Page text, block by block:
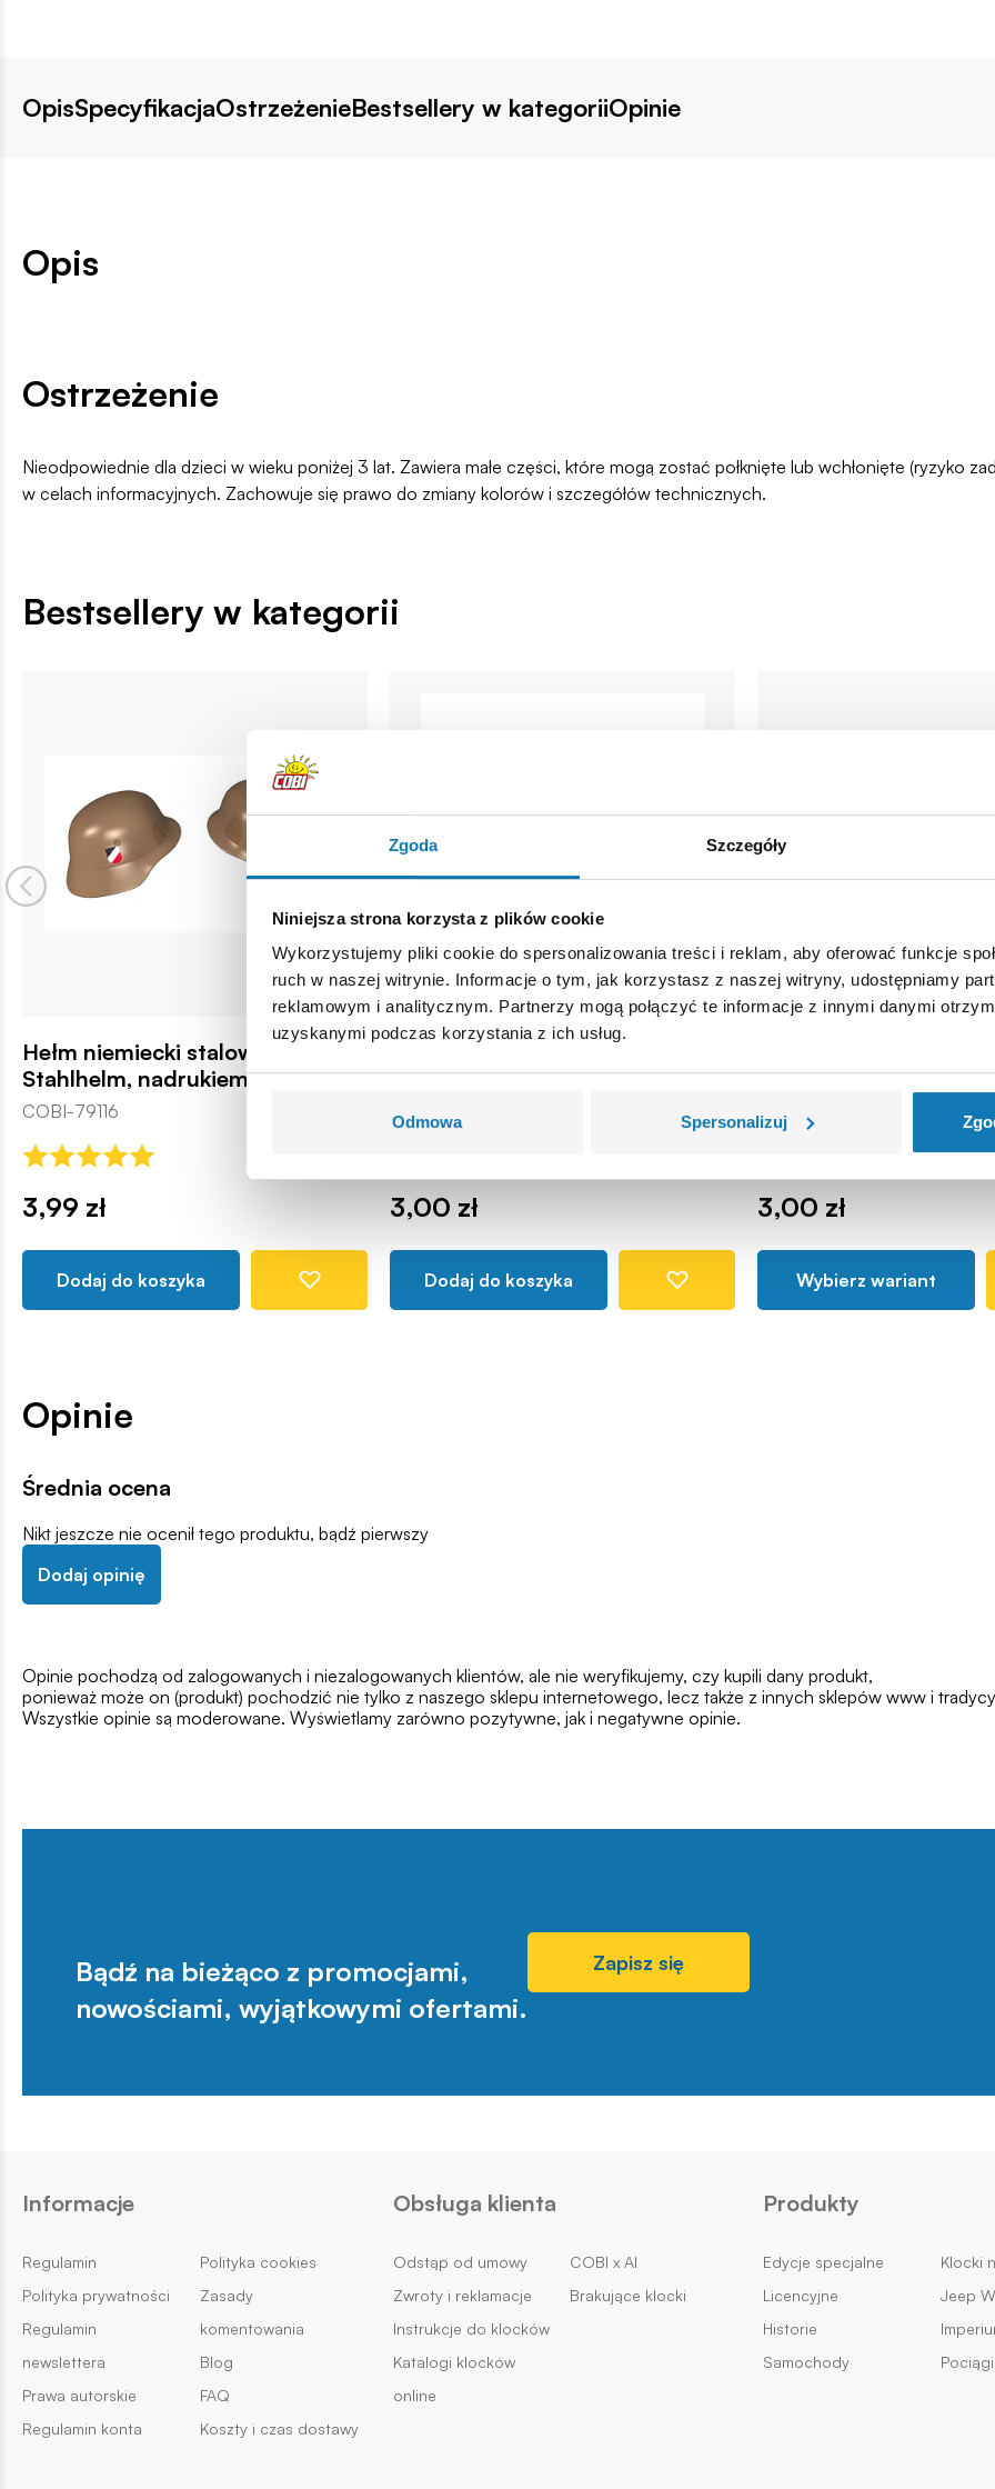
Zgoda Szczegóły
Niniejsza strona korzysta z plików cookie
Wykorzystujemy pliki cookie do spersonalizowania treści i reklam, aby oferować funkcje
ruch w naszej witrynie. Informacje o tym, jak korzystasz z naszej witryny, udostępniamy
reklamowym i analitycznym. Partnerzy mogą połączyć te informacje z innymi danymi
uzyskanymi podczas korzystania z ich usług.
Odmowa Spersonalizuj
OpisSpecyfikacjaOstrzeżenieBestsellery w kategoriiOpinie
Opis
Ostrzeżenie
Nieodpowiednie dla dzieci w wieku poniżej 3 lat. Zawiera małe części, które mogą zostać połknięte lub wchłonięte (ryzyko
w celach informacyjnych. Zachowuje się prawo do zmiany kolorów i szczegółów technicznych.
Bestsellery w kategorii
Hełm niemiecki stalowy
Stahlhelm, nadrukiem
COBI-79116
3,99 zł
Dodaj do koszyka
Hełm francuski Adrian wz. 15,
liliowy
COBI110060
3,00 zł
Dodaj do koszyka
3,00 zł
Wybierz wariant
Opinie
Średnia ocena
Nikt jeszcze nie ocenił tego produktu, bądź pierwszy
Dodaj opinię
Opinie pochodzą od zalogowanych i niezalogowanych klientów, ale nie weryfikujemy, czy kupili dany produkt,
ponieważ może on (produkt) pochodzić nie tylko z naszego sklepu internetowego, lecz także z innych sklepów www i
Wszystkie opinie są moderowane. Wyświetlamy zarówno pozytywne, jak i negatywne opinie.
Bądź na bieżąco z promocjami,
nowościami, wyjątkowymi ofertami.
Zapisz się
Informacje
Regulamin
Polityka prywatności
Regulamin
newslettera
Prawa autorskie
Regulamin konta
Polityka cookies
Zasady
komentowania
Blog
FAQ
Koszty i czas dostawy
Obsługa klienta
Odstąp od umowy
Zwroty i reklamacje
Instrukcje do klocków
Katalogi klocków
online
COBI x AI
Brakujące klocki
Produkty
Edycje specjalne
Licencyjne
Historie
Samochody
Klocki
Jeep
Pociągi